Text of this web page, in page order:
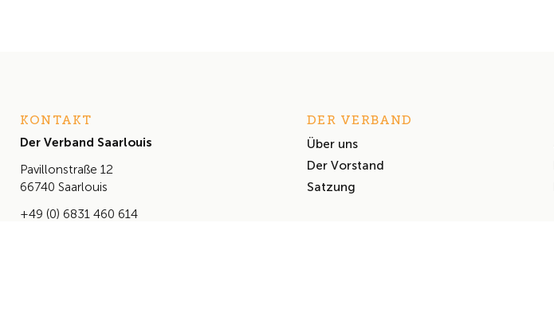
KONTAKT
Der Verband Saarlouis
Pavillonstraße 12
66740 Saarlouis
+49 (0) 6831 460 614
DER VERBAND
Über uns
Der Vorstand
Satzung